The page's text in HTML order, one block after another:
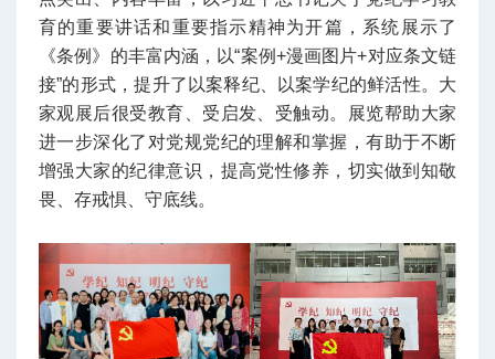
育的重要讲话和重要指示精神为开篇，系统展示了
《条例》的丰富内涵，以“案例+漫画图片+对应条文链
接”的形式，提升了以案释纪、以案学纪的鲜活性。大
家观展后很受教育、受启发、受触动。展览帮助大家
进一步深化了对党规党纪的理解和掌握，有助于不断
增强大家的纪律意识，提高党性修养，切实做到知敬
畏、存戒惧、守底线。